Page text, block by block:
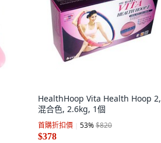
HealthHoop Vita Health Hoop 2,
混合色, 2.6kg, 1個
首購折扣價 53%$820
$378